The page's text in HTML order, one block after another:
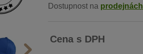
Dostupnost na prodejnách
Cena s DPH